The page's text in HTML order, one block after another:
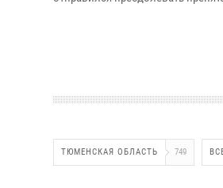
ТЮМЕНСКАЯ ОБЛАСТЬ 749